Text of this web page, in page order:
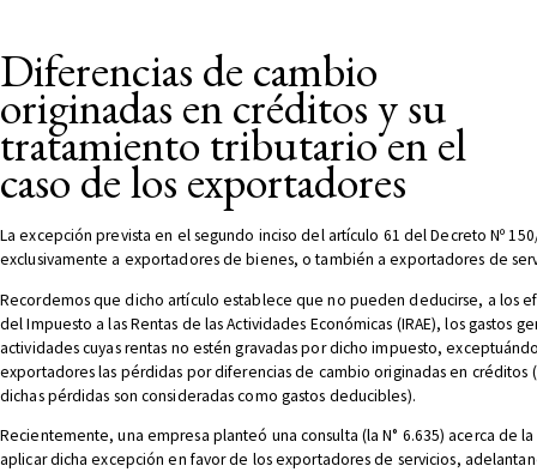
Diferencias de cambio
originadas en créditos y su
tratamiento tributario en el
caso de los exportadores
La excepción prevista en el segundo inciso del artículo 61 del Decreto Nº
exclusivamente a exportadores de bienes, o también a exportadores de
Recordemos que dicho artículo establece que no pueden deducirse, a los
del Impuesto a las Rentas de las Actividades Económicas (IRAE), los gastos
actividades cuyas rentas no estén gravadas por dicho impuesto,
exportadores las pérdidas por diferencias de cambio originadas en créditos
dichas pérdidas son consideradas como gastos deducibles).
Recientemente, una empresa planteó una consulta (la N° 6.635) acerca de
aplicar dicha excepción en favor de los exportadores de servicios,